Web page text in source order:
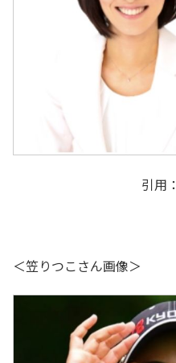
引用：
＜笠りつこさん画像＞